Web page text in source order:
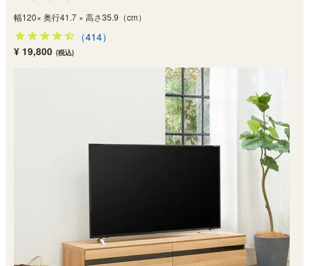
幅120× 奥行41.7 × 高さ35.9（cm）
（414）
¥ 19,800 (税込)